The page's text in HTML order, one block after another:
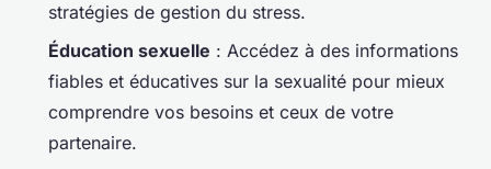
stratégies de gestion du stress.
Éducation sexuelle : Accédez à des informations
fiables et éducatives sur la sexualité pour mieux
comprendre vos besoins et ceux de votre
partenaire.